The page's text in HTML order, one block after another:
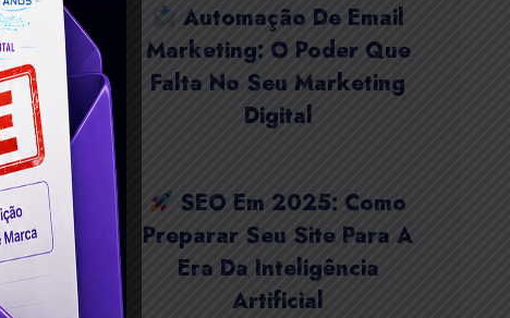
Automação De Email
Marketing: O Poder Que
Falta No Seu Marketing
Digital
SEO Em 2025: Como
Preparar Seu Site Para A
Era Da Inteligência
Artificial